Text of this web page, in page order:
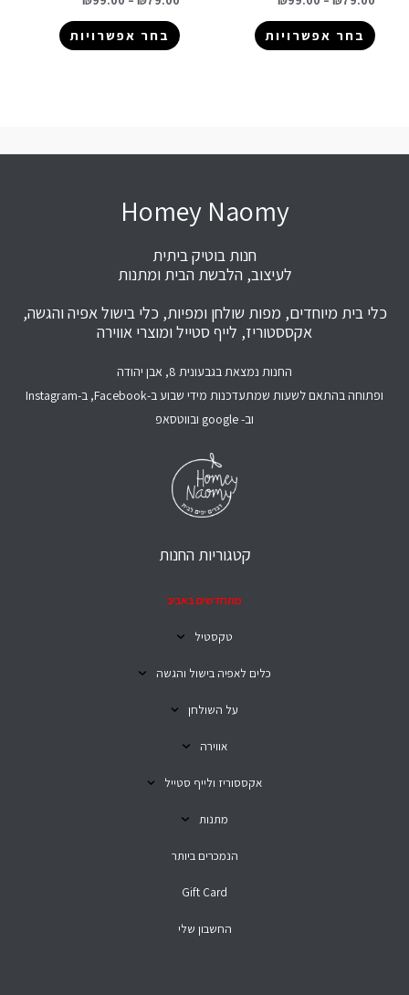
בחר אפשרויות בחר אפשרויות
Homey Naomy
חנות בוטיק ביתית
לעיצוב, הלבשת הבית ומתנות
כלי בית מיוחדים, מפות שולחן ומפיות, כלי בישול אפיה והגשה,
אקססטוריז, לייף סטייל ומוצרי אווירה
החנות נמצאת בגבעונית 8, אבן יהודה
ופתוחה בהתאם לשעות שמתעדכנות מידי שבוע ב-Facebook, ב-Instagram
וב- google ובווטסאפ
קטגוריות החנות
מתחדשים באביב
טקסטיל
כלים לאפיה בישול והגשה
על השולחן
אווירה
אקססוריז ולייף סטייל
מתנות
הנמכרים ביותר
Gift Card
החשבון שלי